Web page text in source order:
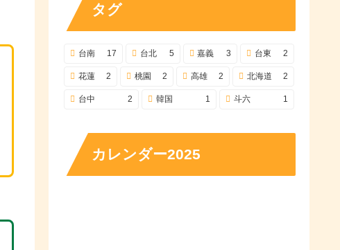
タグ
台南 17 台北 5 嘉義 3 台東 2
花蓮 2 桃園 2 高雄 2 北海道 2
台中 2 韓国 1 斗六 1
カレンダー2025